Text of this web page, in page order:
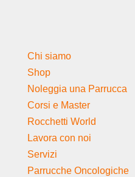
Chi siamo
Shop
Noleggia una Parrucca
Corsi e Master
Rocchetti World
Lavora con noi
Servizi
Parrucche Oncologiche